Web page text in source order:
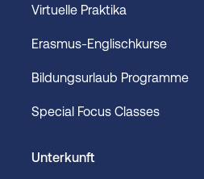
Virtuelle Praktika
Erasmus-Englischkurse
Bildungsurlaub Programme
Special Focus Classes
Unterkunft